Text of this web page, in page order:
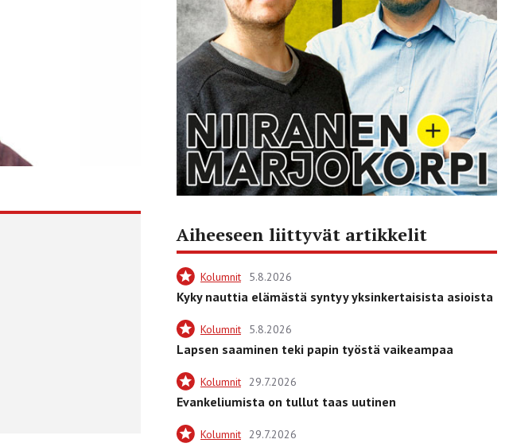
Aiheeseen liittyvät artikkelit
Kolumnit 5.8.2026
Kyky nauttia elämästä syntyy yksinkertaisista asioista
Kolumnit 5.8.2026
Lapsen saaminen teki papin työstä vaikeampaa
Kolumnit 29.7.2026
Evankeliumista on tullut taas uutinen
Kolumnit 29.7.2026